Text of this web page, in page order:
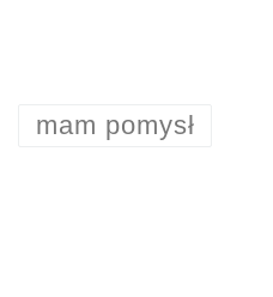
mam pomysł